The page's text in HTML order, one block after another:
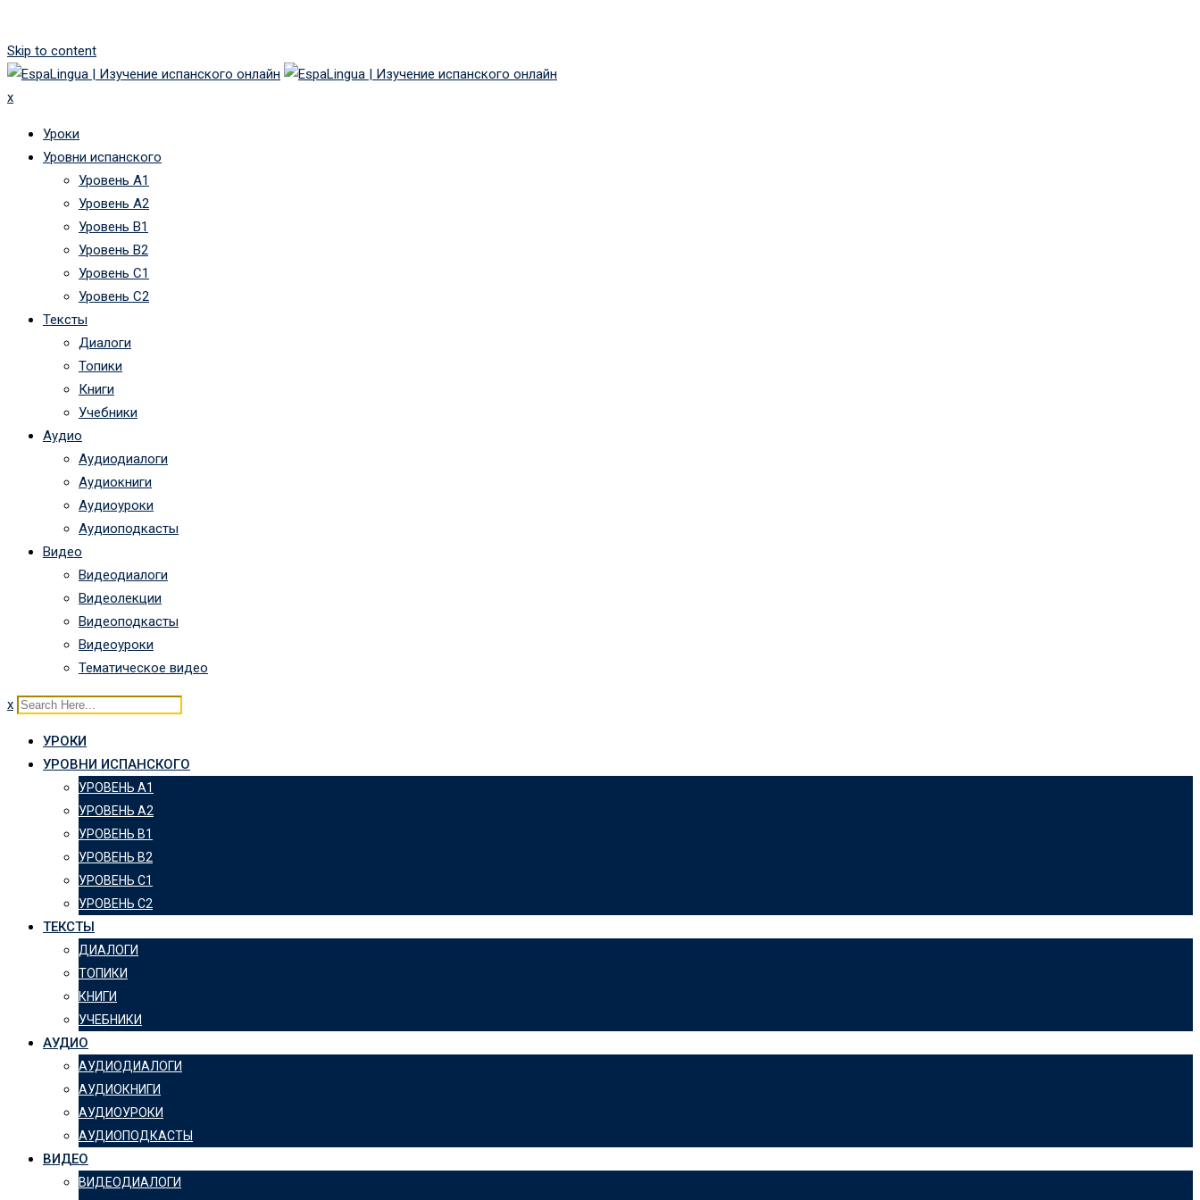
Skip to content
x
Уроки
Уровни испанского
Уровень А1
Уровень А2
Уровень B1
Уровень B2
Уровень C1
Уровень C2
Тексты
Диалоги
Топики
Книги
Учебники
Аудио
Аудиодиалоги
Аудиокниги
Аудиоуроки
Аудиоподкасты
Видео
Видеодиалоги
Видеолекции
Видеоподкасты
Видеоуроки
Тематическое видео
x
УРОКИ
УРОВНИ ИСПАНСКОГО
УРОВЕНЬ А1
УРОВЕНЬ А2
УРОВЕНЬ B1
УРОВЕНЬ B2
УРОВЕНЬ C1
УРОВЕНЬ C2
ТЕКСТЫ
ДИАЛОГИ
ТОПИКИ
КНИГИ
УЧЕБНИКИ
АУДИО
АУДИОДИАЛОГИ
АУДИОКНИГИ
АУДИОУРОКИ
АУДИОПОДКАСТЫ
ВИДЕО
ВИДЕОДИАЛОГИ